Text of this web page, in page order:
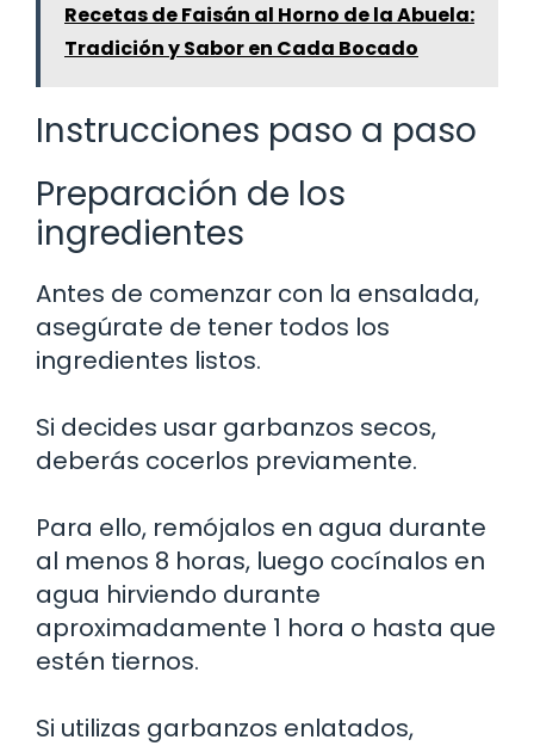
Recetas de Faisán al Horno de la Abuela:
Tradición y Sabor en Cada Bocado
Instrucciones paso a paso
Preparación de los
ingredientes
Antes de comenzar con la ensalada,
asegúrate de tener todos los
ingredientes listos.
Si decides usar garbanzos secos,
deberás cocerlos previamente.
Para ello, remójalos en agua durante
al menos 8 horas, luego cocínalos en
agua hirviendo durante
aproximadamente 1 hora o hasta que
estén tiernos.
Si utilizas garbanzos enlatados,